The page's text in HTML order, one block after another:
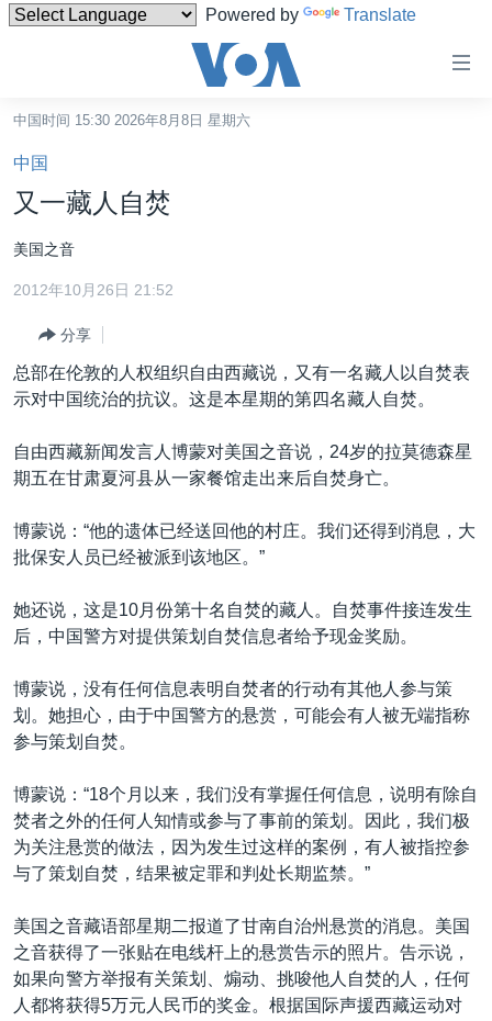
Powered by Translate
碍
链
接
跳
转
内
转
到
航
跳
到
检
台湾
港澳
国际
最新国际新闻
中东
非洲
全球议题
分类新闻
人权·法律·宗教
军事
环境
热点专题
国会报道
美国建国250周年
美国之音专访
重要讲话与声明
南中国海争端
关注西藏
GEN Z 看美国
VOA今日焦点
关注我们
其他语言网站
中国时间 15:30 2026年8月8日 星期六
中国
又一藏人自焚
美国之音
2012年10月26日 21:52
分享
总部在伦敦的人权组织自由西藏说，又有一名藏人以自焚表
示对中国统治的抗议。这是本星期的第四名藏人自焚。
自由西藏新闻发言人博蒙对美国之音说，24岁的拉莫德森星
期五在甘肃夏河县从一家餐馆走出来后自焚身亡。
博蒙说：“他的遗体已经送回他的村庄。我们还得到消息，大
批保安人员已经被派到该地区。”
她还说，这是10月份第十名自焚的藏人。自焚事件接连发生
后，中国警方对提供策划自焚信息者给予现金奖励。
博蒙说，没有任何信息表明自焚者的行动有其他人参与策
划。她担心，由于中国警方的悬赏，可能会有人被无端指称
参与策划自焚。
博蒙说：“18个月以来，我们没有掌握任何信息，说明有除自
焚者之外的任何人知情或参与了事前的策划。因此，我们极
为关注悬赏的做法，因为发生过这样的案例，有人被指控参
与了策划自焚，结果被定罪和判处长期监禁。”
美国之音藏语部星期二报道了甘南自治州悬赏的消息。美国
之音获得了一张贴在电线杆上的悬赏告示的照片。告示说，
如果向警方举报有关策划、煽动、挑唆他人自焚的人，任何
人都将获得5万元人民币的奖金。根据国际声援西藏运动对